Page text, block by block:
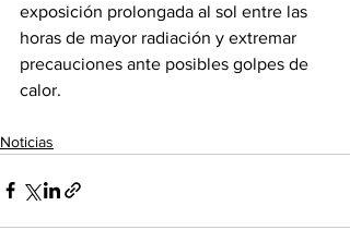
exposición prolongada al sol entre las
horas de mayor radiación y extremar
precauciones ante posibles golpes de
calor.
Noticias